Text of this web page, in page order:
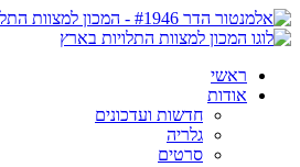
ראשי
אודות
חדשות ועדכונים
גלריה
סרטים